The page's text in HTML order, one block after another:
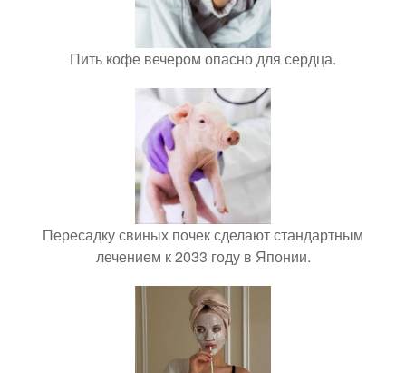
Пить кофе вечером опасно для сердца.
Пересадку свиных почек сделают стандартным
лечением к 2033 году в Японии.